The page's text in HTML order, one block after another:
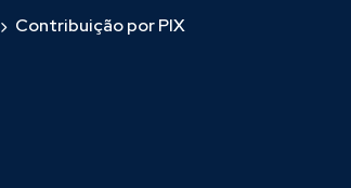
Contribuição por PIX